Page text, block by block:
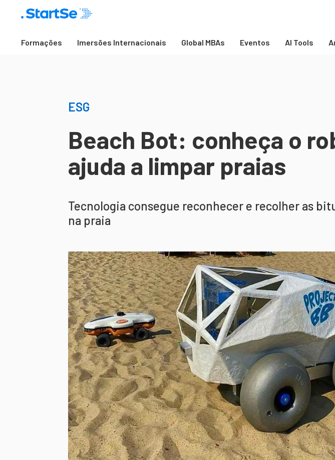
Formações Imersões Internacionais Global MBAs Eventos AI Tools
ESG
Beach Bot: conheça o
ajuda a limpar praias
Tecnologia consegue reconhecer e recolher as
na praia